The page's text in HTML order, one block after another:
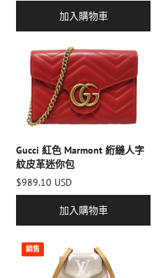
加入購物車
Gucci 紅色 Marmont 絎縫人字
紋皮革迷你包
$989.10 USD
加入購物車
銷售